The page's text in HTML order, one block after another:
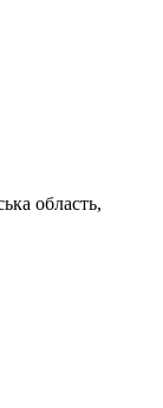
область,